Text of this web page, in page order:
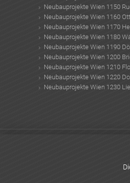
Neubauprojekte Wien 1150
Neubauprojekte Wien 1160
Neubauprojekte Wien 1170
Neubauprojekte Wien 1180
Neubauprojekte Wien 1190
Neubauprojekte Wien 1200
Neubauprojekte Wien 1210
Neubauprojekte Wien 1220
Neubauprojekte Wien 1230
Anlageprojekte Wien